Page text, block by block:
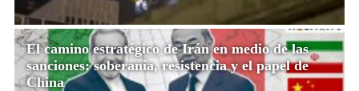
El camino estratégico de Irán en medio de las
sanciones: soberanía, resistencia y el papel de
China